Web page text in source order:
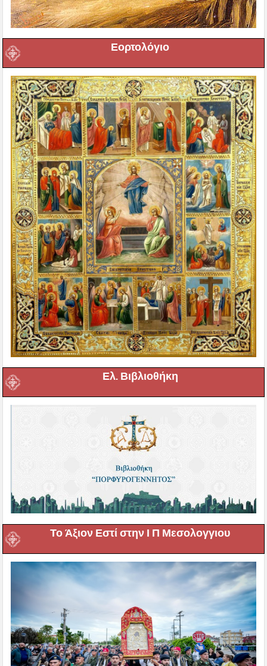
Εορτολόγιο
Ελ. Βιβλιοθήκη
Το Άξιον Εστί στην Ι Π Μεσολογγιου